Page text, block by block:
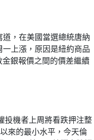
，在美國當選總統唐納
上漲，原因是紐約商品
銀報價之間的價差繼續
投機者上周將看跌押注整
來的最小水平，今天倫